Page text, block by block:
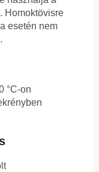
Homoktövisre
esetén nem
°C-on